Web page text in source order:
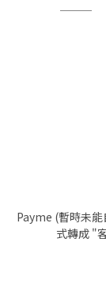
Payme (暫時未
式轉成 "